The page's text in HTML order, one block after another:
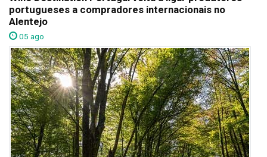
portugueses a compradores internacionais no
Alentejo
05 ago